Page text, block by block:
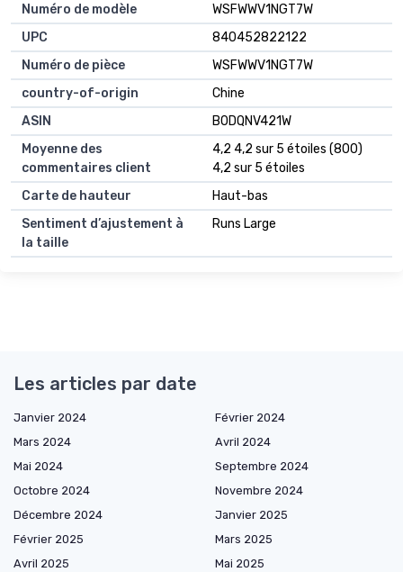
Numéro de modèle
WSFWWV1NGT7W
UPC
840452822122
Numéro de pièce
WSFWWV1NGT7W
country-of-origin
Chine
ASIN
B0DQNV421W
Moyenne des
commentaires client
4,2 4,2 sur 5 étoiles (800)
4,2 sur 5 étoiles
Carte de hauteur
Haut-bas
Sentiment d’ajustement à
la taille
Runs Large
Les articles par date
Janvier 2024
Février 2024
Mars 2024
Avril 2024
Mai 2024
Septembre 2024
Octobre 2024
Novembre 2024
Décembre 2024
Janvier 2025
Février 2025
Mars 2025
Avril 2025
Mai 2025